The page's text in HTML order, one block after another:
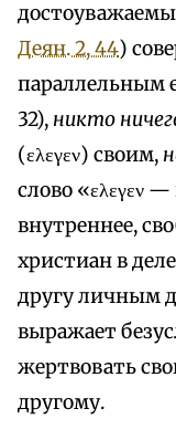
Деян. 2, 44)
параллельным
32), никто
(ελεγεν) своим,
слово «ελεγεν
внутреннее,
христиан в
другу личным
выражает
жертвовать
другому.